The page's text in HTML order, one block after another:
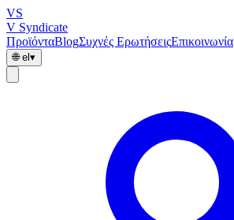
VS
V Syndicate
ΠροϊόνταBlogΣυχνές ΕρωτήσειςΕπικοινωνία
🌐el ▾